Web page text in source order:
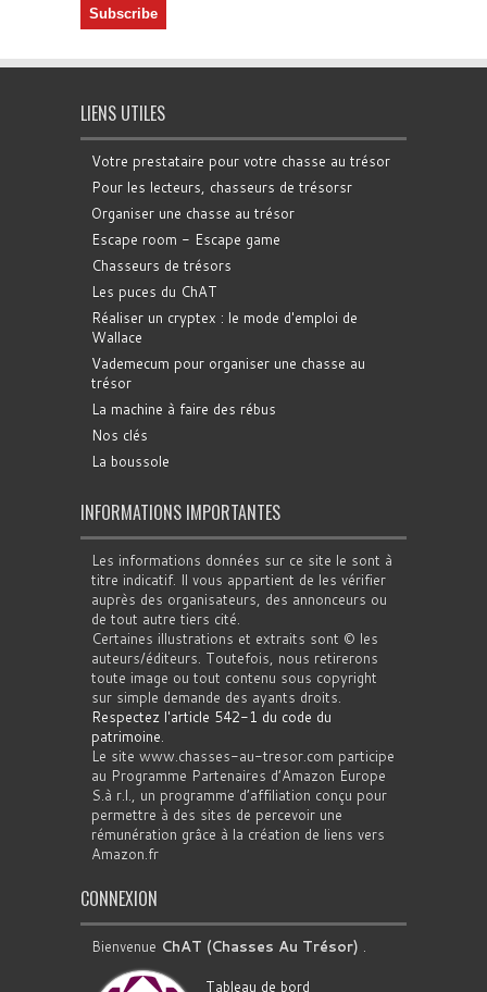
LIENS UTILES
Votre prestataire pour votre chasse au trésor
Pour les lecteurs, chasseurs de trésorsr
Organiser une chasse au trésor
Escape room - Escape game
Chasseurs de trésors
Les puces du ChAT
Réaliser un cryptex : le mode d'emploi de
Wallace
Vademecum pour organiser une chasse au
trésor
La machine à faire des rébus
Nos clés
La boussole
INFORMATIONS IMPORTANTES
Les informations données sur ce site le sont à
titre indicatif. Il vous appartient de les vérifier
auprès des organisateurs, des annonceurs ou
de tout autre tiers cité.
Certaines illustrations et extraits sont © les
auteurs/éditeurs. Toutefois, nous retirerons
toute image ou tout contenu sous copyright
sur simple demande des ayants droits.
Respectez l'article 542-1 du code du
patrimoine.
Le site www.chasses-au-tresor.com participe
au Programme Partenaires d’Amazon Europe
S.à r.l., un programme d’affiliation conçu pour
permettre à des sites de percevoir une
rémunération grâce à la création de liens vers
Amazon.fr
CONNEXION
Bienvenue ChAT (Chasses Au Trésor) .
Tableau de bord